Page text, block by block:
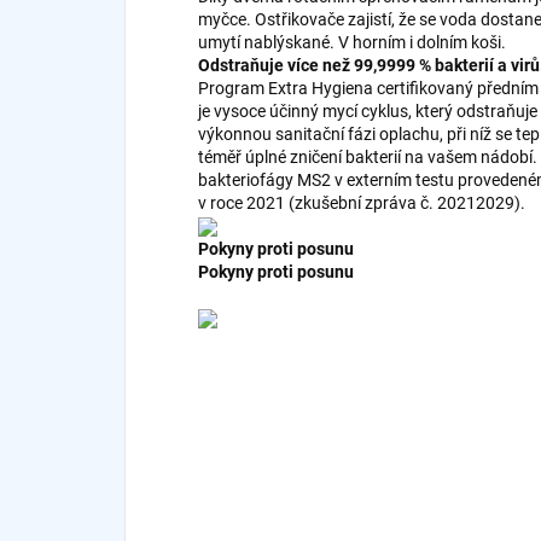
myčce. Ostřikovače zajistí, že se voda
umytí nablýskané. V horním i dolním koši.
Odstraňuje více než 99,9999 % bakterií a
Program Extra Hygiena certifikovaný
je vysoce účinný mycí cyklus, který
výkonnou sanitační fázi oplachu, při níž se
téměř úplné zničení bakterií na vašem
bakteriofágy MS2 v externím testu
v roce 2021 (zkušební zpráva č. 20212029).
Pokyny proti posunu
Pokyny proti posunu